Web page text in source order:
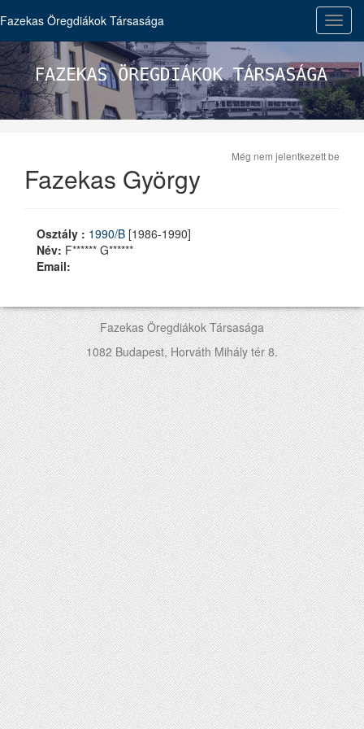
Fazekas Öregdiákok Társasága
Még nem jelentkezett be
Fazekas György
Osztály : 1990/B [1986-1990]
Név: F****** G******
Email:
Fazekas Öregdiákok Társasága
1082 Budapest, Horváth Mihály tér 8.